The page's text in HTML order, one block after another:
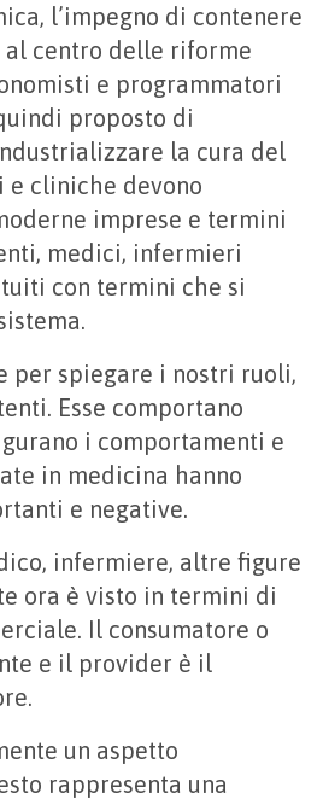
l’impegno di contenere
al centro delle riforme
e programmatori
proposto di
la cura del
e cliniche devono
imprese e termini
medici, infermieri
con termini che si
per spiegare i nostri ruoli,
Esse comportano
i comportamenti e
in medicina hanno
e negative.
infermiere, altre figure
ora è visto in termini di
Il consumatore o
e il provider è il
un aspetto
rappresenta una